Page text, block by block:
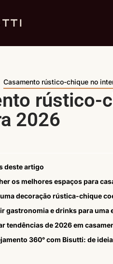
Casamento rústico-chique no
rústico-
2026
deste artigo
os melhores espaços para
uma decoração rústica-chique
gastronomia e drinks para uma
tendências de 2026 em
360° com Bisutti: de